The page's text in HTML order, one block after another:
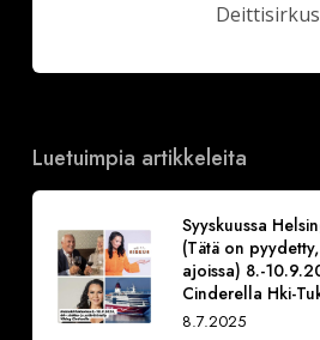
Deittisirkus
Luetuimpia artikkeleita
Syyskuussa
(Tätä on
ajoissa) 8.-
Cinderella Hki-
8.7.2025